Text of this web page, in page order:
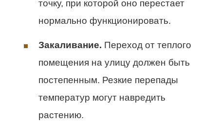
точку, при которой оно перестает
нормально функционировать.
Закаливание. Переход от теплого
помещения на улицу должен быть
постепенным. Резкие перепады
температур могут навредить
растению.